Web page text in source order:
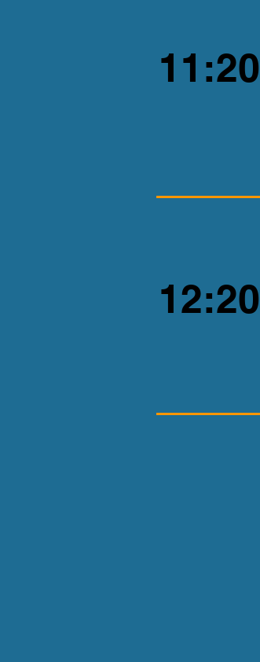
11:20
12:20